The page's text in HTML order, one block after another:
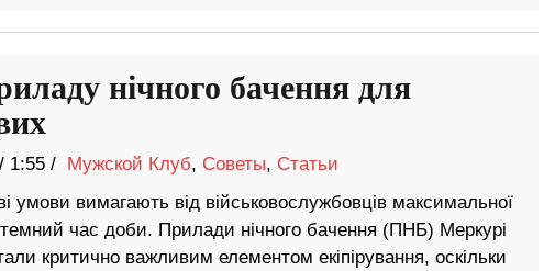
нічного бачення для
1:55 / Мужской Клуб, Советы, Статьи
умови вимагають від військовослужбовців максимальної
темний час доби. Прилади нічного бачення (ПНБ) Меркурі
критично важливим елементом екіпірування, оскільки